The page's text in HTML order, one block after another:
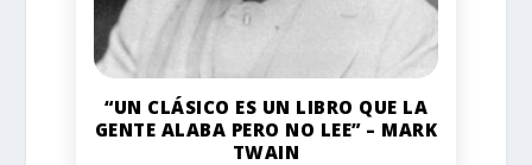
“UN CLÁSICO ES UN LIBRO QUE LA
GENTE ALABA PERO NO LEE” – MARK
TWAIN